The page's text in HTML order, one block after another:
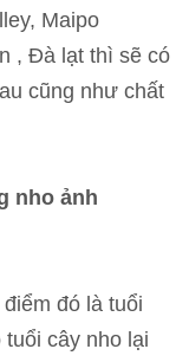
Maipo
, Đà lạt thì sẽ có
cũng như chất
nho ảnh
đó là tuổi
cây nho lại